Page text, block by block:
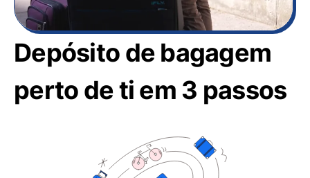
Depósito de bagagem
perto de ti em 3 passos